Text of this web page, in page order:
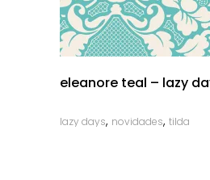
eleanore teal – lazy
lazy days, novidades, tilda